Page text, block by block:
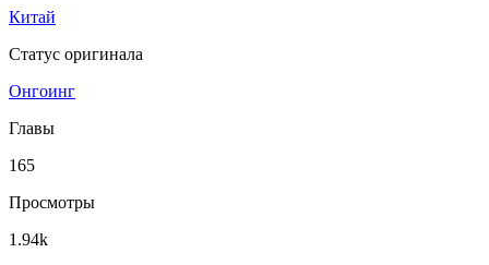
Китай
Статус оригинала
Онгоинг
Главы
165
Просмотры
1.94k